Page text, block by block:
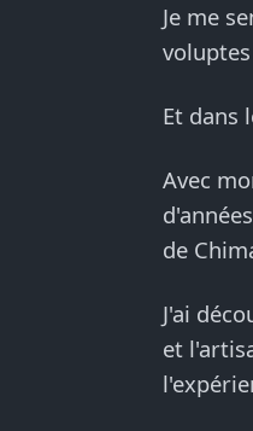
Je me
Et dans
Avec
de
J'ai
et